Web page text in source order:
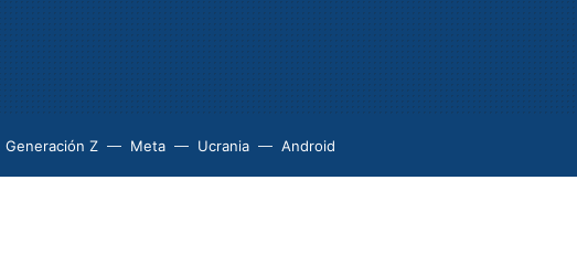
Generación Z Meta Ucrania Android